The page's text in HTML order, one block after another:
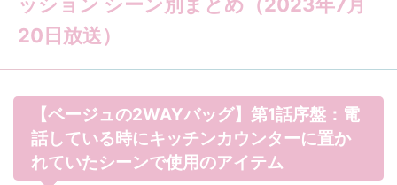
20日放送）
【ベージュの2WAYバッグ】第1話序盤：電
話している時にキッチンカウンターに置か
れていたシーンで使用のアイテム